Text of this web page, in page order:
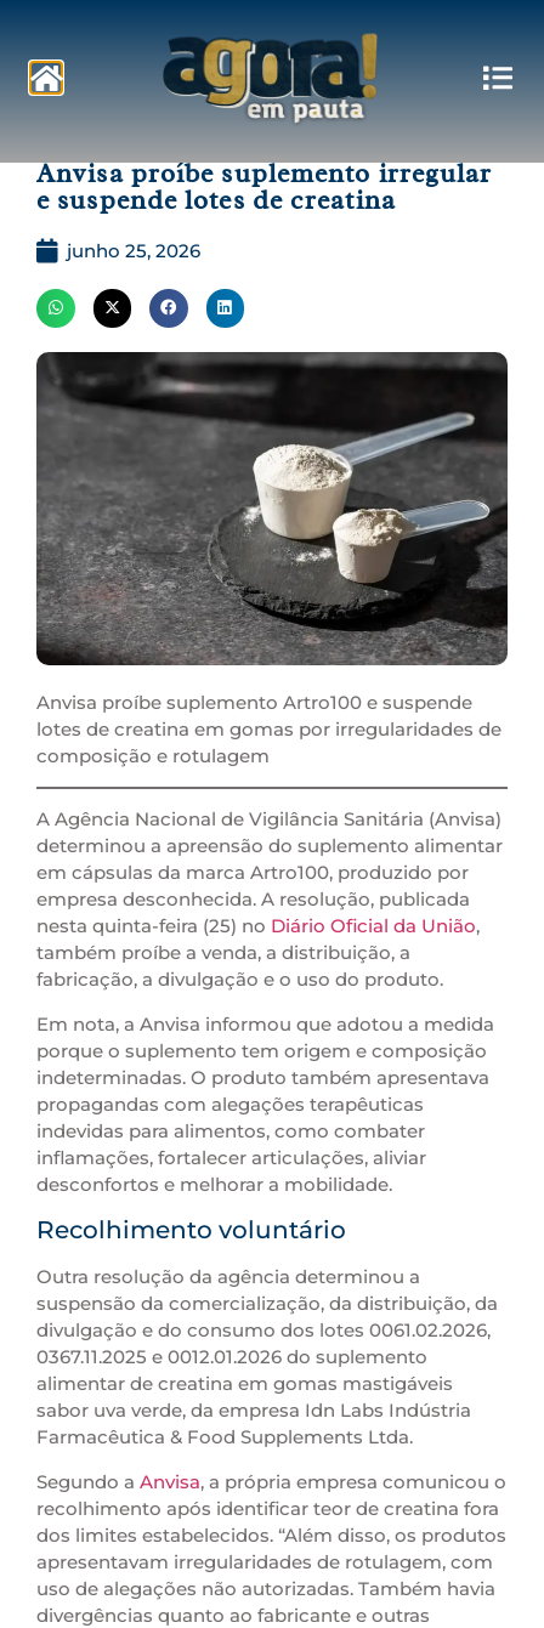
Anvisa proíbe suplemento irregular
e suspende lotes de creatina
junho 25, 2026
Anvisa proíbe suplemento Artro100 e suspende
lotes de creatina em gomas por irregularidades de
composição e rotulagem
A Agência Nacional de Vigilância Sanitária (Anvisa)
determinou a apreensão do suplemento alimentar
em cápsulas da marca Artro100, produzido por
empresa desconhecida. A resolução, publicada
nesta quinta-feira (25) no Diário Oficial da União,
também proíbe a venda, a distribuição, a
fabricação, a divulgação e o uso do produto.
Em nota, a Anvisa informou que adotou a medida
porque o suplemento tem origem e composição
indeterminadas. O produto também apresentava
propagandas com alegações terapêuticas
indevidas para alimentos, como combater
inflamações, fortalecer articulações, aliviar
desconfortos e melhorar a mobilidade.
Recolhimento voluntário
Outra resolução da agência determinou a
suspensão da comercialização, da distribuição, da
divulgação e do consumo dos lotes 0061.02.2026,
0367.11.2025 e 0012.01.2026 do suplemento
alimentar de creatina em gomas mastigáveis
sabor uva verde, da empresa Idn Labs Indústria
Farmacêutica & Food Supplements Ltda.
Segundo a Anvisa, a própria empresa comunicou o
recolhimento após identificar teor de creatina fora
dos limites estabelecidos. “Além disso, os produtos
apresentavam irregularidades de rotulagem, com
uso de alegações não autorizadas. Também havia
divergências quanto ao fabricante e outras